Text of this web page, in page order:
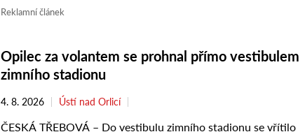
vinařských regionů, která se posléze utkají o…
Reklamní článek
Opilec za volantem se prohnal přímo vestibulem
zimního stadionu
4. 8. 2026 Ústí nad Orlicí
ČESKÁ TŘEBOVÁ – Do vestibulu zimního stadionu se vřítilo